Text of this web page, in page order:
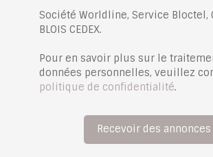
Société Worldline, Service Bloctel,
BLOIS CEDEX.
Pour en savoir plus sur le
données personnelles, veuillez
politique de confidentialité.
Recevoir des annonces